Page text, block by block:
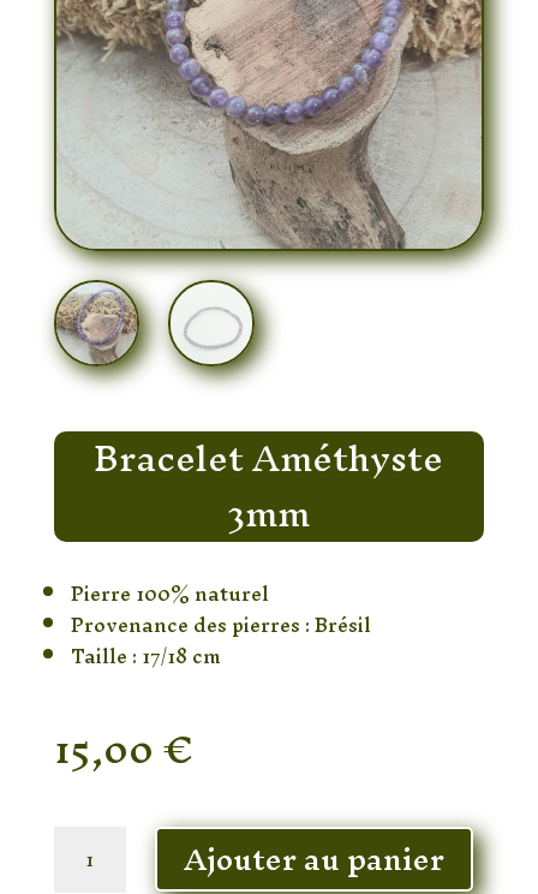
Bracelet Améthyste
3mm
Pierre 100% naturel
Provenance des pierres : Brésil
Taille : 17/18 cm
15,00€
Ajouter au panier